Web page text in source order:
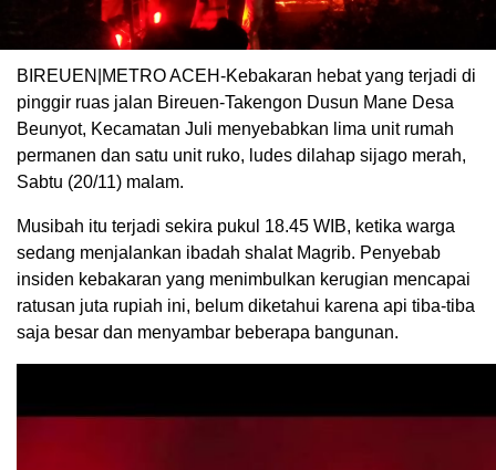
BIREUEN|METRO ACEH-Kebakaran hebat yang terjadi di
pinggir ruas jalan Bireuen-Takengon Dusun Mane Desa
Beunyot, Kecamatan Juli menyebabkan lima unit rumah
permanen dan satu unit ruko, ludes dilahap sijago merah,
Sabtu (20/11) malam.
Musibah itu terjadi sekira pukul 18.45 WIB, ketika warga
sedang menjalankan ibadah shalat Magrib. Penyebab
insiden kebakaran yang menimbulkan kerugian mencapai
ratusan juta rupiah ini, belum diketahui karena api tiba-tiba
saja besar dan menyambar beberapa bangunan.